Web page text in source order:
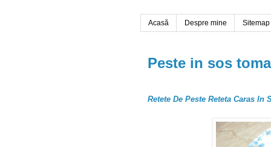
Acasă Despre mine Sitemap
Peste in sos
Retete De Peste Reteta Caras In